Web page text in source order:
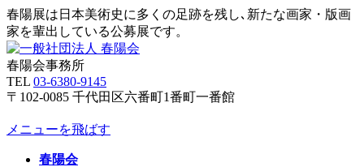
春陽展は日本美術史に多くの足跡を残し､新たな画家・版画
家を輩出している公募展です。
春陽会事務所
TEL 03-6380-9145
〒102-0085 千代田区六番町1番町一番館
メニューを飛ばす
春陽会